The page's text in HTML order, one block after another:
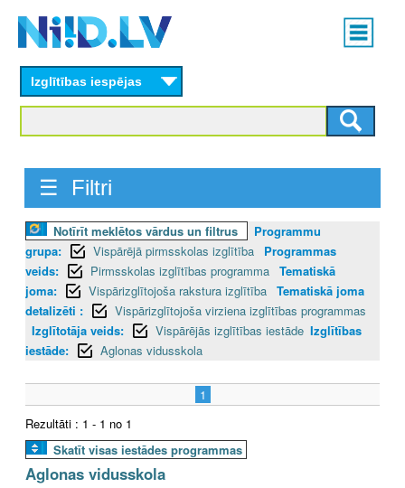
content
Main
menu
Izglītības iespējas
☰ Filtri
Notīrīt meklētos vārdus un filtrus
Programmu
grupa:
Vispārējā pirmsskolas izglītība
Programmas
veids:
Pirmsskolas izglītības programma Tematiskā
joma:
Vispārizglītojoša rakstura izglītība Tematiskā joma
detalizēti :
Vispārizglītojoša virziena izglītības programmas
Izglītotāja veids:
Vispārējās izglītības iestāde Izglītības
iestāde:
Aglonas vidusskola
1
Rezultāti : 1 - 1 no 1
Skatīt visas iestādes programmas
Aglonas vidusskola